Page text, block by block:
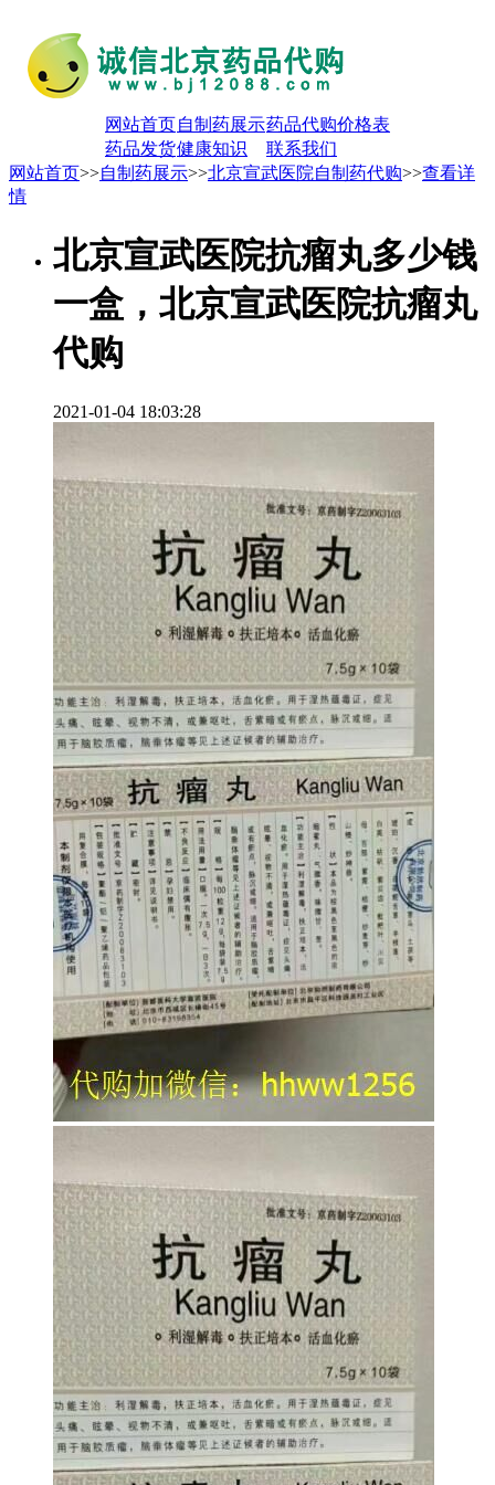
网站首页自制药展示药品代购价格表
药品发货健康知识
联系我们
网站首页>>自制药展示>>北京宣武医院自制药代购>>查看详
情
北京宣武医院抗瘤丸多少钱
一盒，北京宣武医院抗瘤丸
代购
2021-01-04 18:03:28